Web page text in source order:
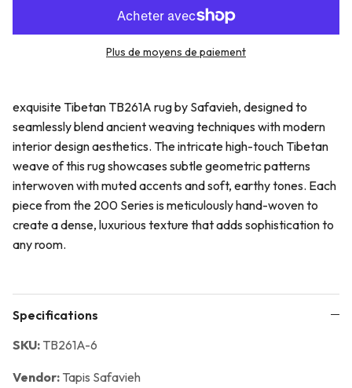
Plus de moyens de paiement
exquisite Tibetan TB261A rug by Safavieh, designed to
seamlessly blend ancient weaving techniques with modern
interior design aesthetics. The intricate high-touch Tibetan
weave of this rug showcases subtle geometric patterns
interwoven with muted accents and soft, earthy tones. Each
piece from the 200 Series is meticulously hand-woven to
create a dense, luxurious texture that adds sophistication to
any room.
Specifications
SKU: TB261A-6
Vendor: Tapis Safavieh